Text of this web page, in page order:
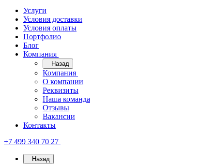
Услуги
Условия доставки
Условия оплаты
Портфолио
Блог
Компания
Назад
Компания
О компании
Реквизиты
Наша команда
Отзывы
Вакансии
Контакты
+7 499 340 70 27
Назад